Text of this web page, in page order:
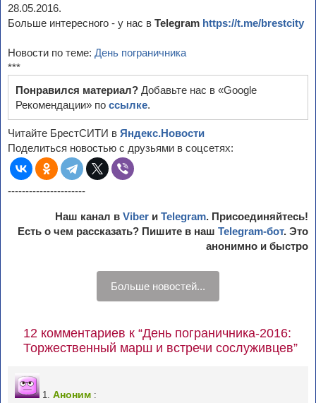
28.05.2016.
Больше интересного - у нас в Telegram https://t.me/brestcity
Новости по теме: День пограничника
***
Понравился материал? Добавьте нас в «Google
Рекомендации» по ссылке.
Читайте БрестСИТИ в Яндекс.Новости
Поделиться новостью с друзьями в соцсетях:
----------------------
Наш канал в Viber и Telegram. Присоединяйтесь!
Есть о чем рассказать? Пишите в наш Telegram-бот. Это
анонимно и быстро
Больше новостей...
12 комментариев к “День пограничника-2016:
Торжественный марш и встречи сослуживцев”
1. Аноним :